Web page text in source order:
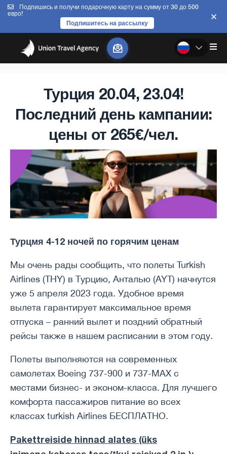
Подпишись и получи подарочную карту на сумму от 30 до 500
евро!
Подпишитесь на рассылку
Турция 20.04, 23.04!
Последний день кампании:
цены от 265€/чел.
Турцмя 4-12 ночей по горячим ценам
Мы очень рады сообщить, что полеты Turkish
Airlines (THY) в Турцию, Анталью (AYT) начнутся
уже 5 апреля 2023 года. Удобное время
вылета гарантирует максимальное время
отпуска – ранний вылет и поздний обратный
рейсы также в нашем расписании в этом году.
Полеты выполняются на современных
самолетах Boeing 737-900 и 737-MAX с
местами бизнес- и эконом-класса. Для лучшего
комфорта пассажиров питание во всех
классах turkish Airlines БЕСПЛАТНО.
Pakettreiside hinnad alates (üks